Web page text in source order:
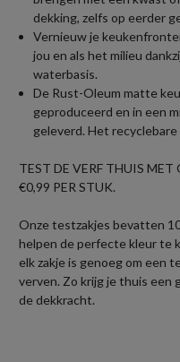
dekking, zelfs op eerder
Vernieuw je
jou en als het milieu
waterbasis.
De Rust-Oleum matte
geproduceerd en in een
geleverd. Het recyclebare
TEST DE VERF THUIS
€0,99 PER STUK.
Onze testzakjes bevatten
helpen de perfecte kleur te
elk zakje is genoeg om een
verven. Zo krijg je thuis een
de dekkracht.